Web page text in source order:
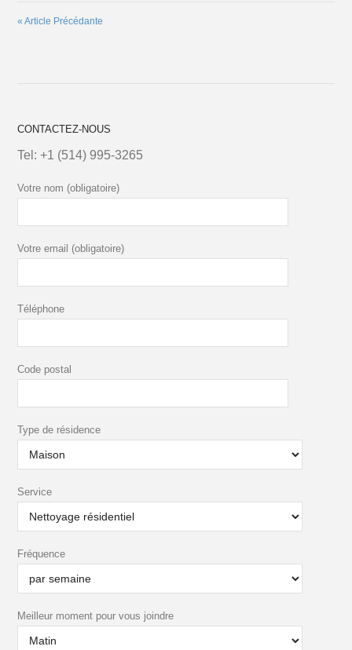
« Article Précédante
CONTACTEZ-NOUS
Tel:+1 (514) 995-3265
Votre nom (obligatoire)
Votre email (obligatoire)
Téléphone
Code postal
Type de résidence
Service
Fréquence
Meilleur moment pour vous joindre